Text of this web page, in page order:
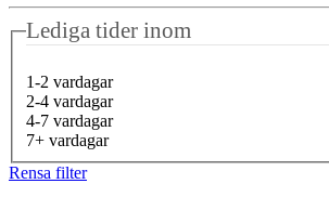
Lediga tider inom
1-2 vardagar
2-4 vardagar
4-7 vardagar
7+ vardagar
Rensa filter